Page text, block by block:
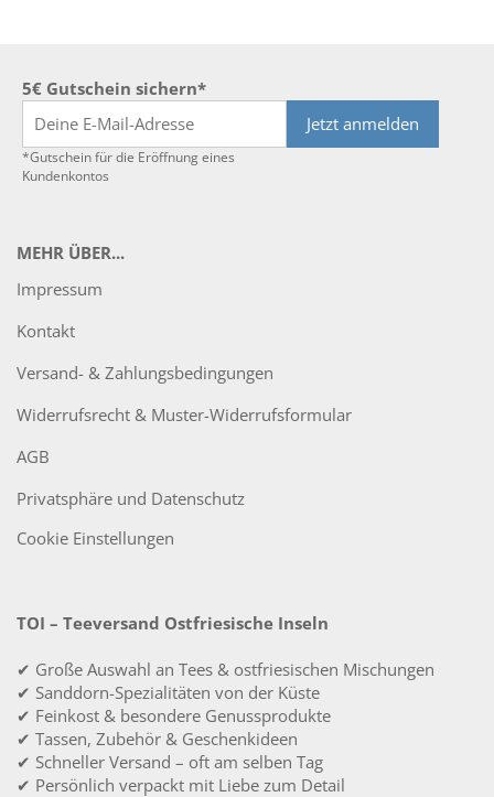
5€ Gutschein sichern*
Jetzt anmelden
*Gutschein für die Eröffnung eines
Kundenkontos
MEHR ÜBER...
Impressum
Kontakt
Versand- & Zahlungsbedingungen
Widerrufsrecht & Muster-Widerrufsformular
AGB
Privatsphäre und Datenschutz
Cookie Einstellungen
TOI – Teeversand Ostfriesische Inseln
✔ Große Auswahl an Tees & ostfriesischen Mischungen
✔ Sanddorn-Spezialitäten von der Küste
✔ Feinkost & besondere Genussprodukte
✔ Tassen, Zubehör & Geschenkideen
✔ Schneller Versand – oft am selben Tag
✔ Persönlich verpackt mit Liebe zum Detail